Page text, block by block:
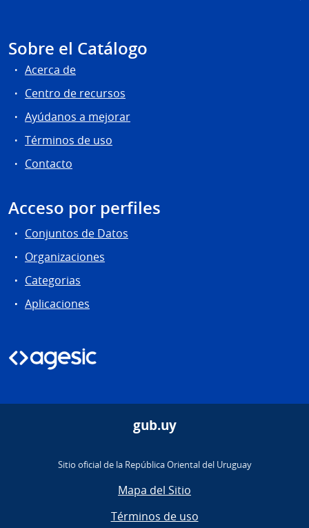
Sobre el Catálogo
Acerca de
Centro de recursos
Ayúdanos a mejorar
Términos de uso
Contacto
Acceso por perfiles
Conjuntos de Datos
Organizaciones
Categorias
Aplicaciones
gub.uy
Sitio oficial de la República Oriental del Uruguay
Mapa del Sitio
Términos de uso